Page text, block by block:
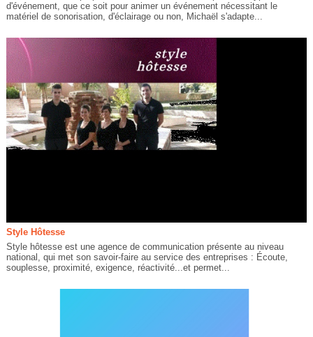
d'événement, que ce soit pour animer un événement nécessitant le
matériel de sonorisation, d'éclairage ou non, Michaël s'adapte...
Style Hôtesse
Style hôtesse est une agence de communication présente au niveau
national, qui met son savoir-faire au service des entreprises : Écoute,
souplesse, proximité, exigence, réactivité...et permet...